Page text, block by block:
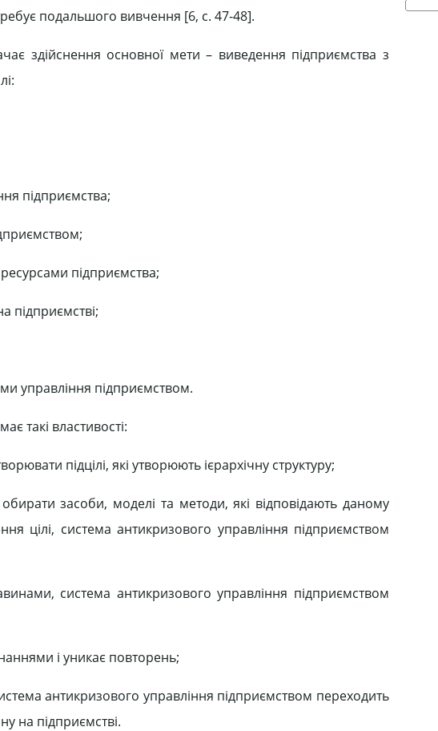
подальшого вивчення [6, c. 47-48].
здійснення основної мети – виведення підприємства з
підприємства;
підприємства;
підприємстві;
управління підприємством.
такі властивості:
підцілі, які утворюють ієрархічну структуру;
засоби, моделі та методи, які відповідають даному
цілі, система антикризового управління підприємством
система антикризового управління підприємством
і уникає повторень;
антикризового управління підприємством переходить
на підприємстві.